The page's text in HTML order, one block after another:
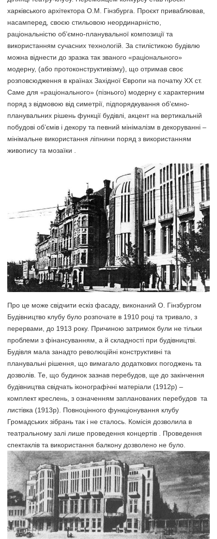
харківського архітектора О.М. Гінзбурга. Проєкт приваблював,
насамперед, своєю стильовою неординарністю,
раціональністю об’ємно-планувальної композиції та
використанням сучасних технологій. За стилістикою будівлю
можна віднести до зразка так званого «раціонального»
модерну, (або протоконструктивізму), що отримав своє
розповсюдження в країнах Західної Європи на початку ХХ ст.
Саме для «раціонального» (пізнього) модерну є характерним
поряд з відмовою від симетрії, підпорядкування об’ємно-
планувальних рішень функції будівлі, акцент на вертикальній
побудові об’ємів і декору та певний мінімалізм в декоруванні –
мінімальне використання ліпнини поряд з використанням
живопису та мозаїки .
Про це може свідчити ескіз фасаду, виконаний О. Гінзбургом
Будівництво клубу було розпочате в 1910 році та тривало, з
перервами, до 1913 року. Причиною затримок були не тільки
проблеми з фінансуванням, а й складності при будівництві.
Будівля мала занадто революційні конструктивні та
планувальні рішення, що вимагало додаткових погоджень та
дозволів. Те, що будинок зазнав перебудов, ще до закінчення
будівництва свідчать іконографічні матеріали (1912р) –
комплект креслень, з означенням запланованих перебудов та
листівка (1913р). Повноцінного функціонування клубу
Громадських зібрань так і не сталось. Комісія дозволила в
театральному залі лише проведення концертів . Проведення
спектаклів та використання балкону дозволено не було.